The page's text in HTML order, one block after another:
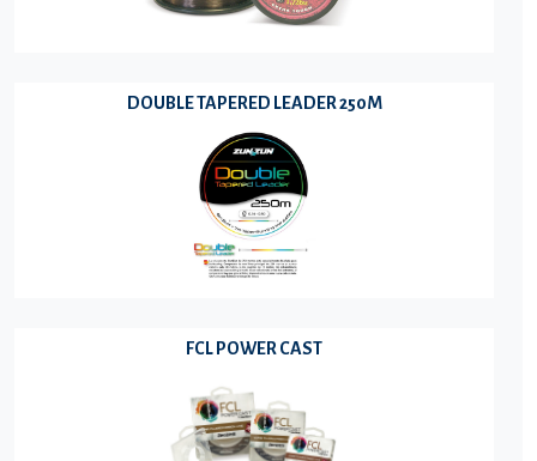
DOUBLE TAPERED LEADER 250M
FCL POWER CAST